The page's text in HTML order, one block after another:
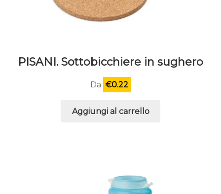
PISANI. Sottobicchiere in sughero
Da €0.22
Aggiungi al carrello